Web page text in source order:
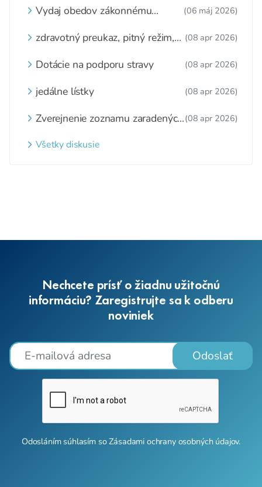
Vydaj obedov zákonnému
(06 máj 2026)
zdravotný preukaz, pitný režim,
(08 apr 2026)
Dotácie na podporu stravy (08 apr 2026)
jedálne lístky (08 apr 2026)
Zverejnenie zoznamu zaradených
webovom sídle
(08 apr 2026)
Všetky diskusie
Nechcete prísť o žiadnu užitočnú
informáciu? Zaregistrujte sa k odberu
noviniek
Odoslať
Odosláním súhlasím soZásadami ochrany osobných údajov.